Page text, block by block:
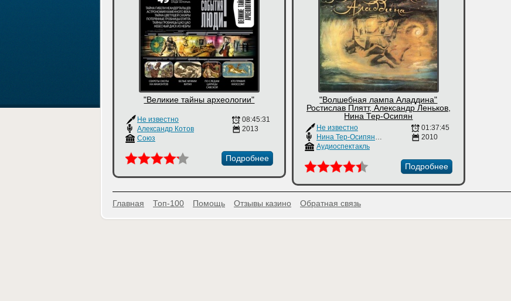
"Великие тайны археологии"
Не известно
Александр Котов
Союз
08:45:31
2013
Подробнее
"Волшебная лампа Аладдина"
Ростислав Плятт, Александр Леньков,
Нина Тер-Осипян
Не известно
Нина Тер-Осипян
,Александр Леньков
Аудиоспектакль
01:37:45
2010
Подробнее
Главная Топ-100 Помощь Отзывы казино Обратная связь